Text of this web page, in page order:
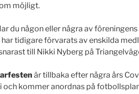
möjligt.
du någon eller några av
har tidigare förvarats av enskilda
till Nikki Nyberg på
är tillbaka efter några års
och kommer anordnas på